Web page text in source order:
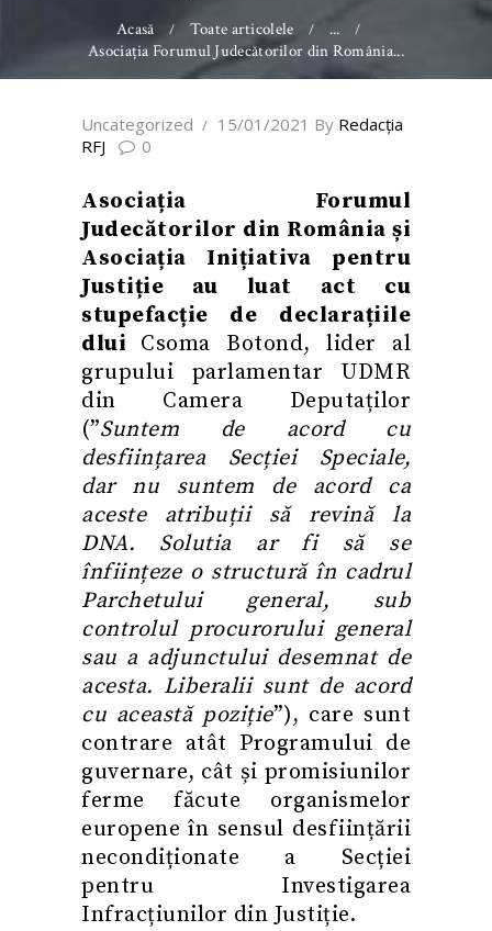
Acasă Toate articolele
...
Asociația Forumul Judecătorilor din România...
Uncategorized 15/01/2021 By Redacţia
RFJ
0
Asociația Forumul
Judecătorilor din România și
Asociația Inițiativa pentru
Justiție au luat act cu
stupefacție de declarațiile
dlui Csoma Botond, lider al
grupului parlamentar UDMR
din Camera Deputaților
(”Suntem de acord cu
desființarea Secției Speciale,
dar nu suntem de acord ca
aceste atribuții să revină la
DNA. Solutia ar fi să se
înființeze o structură în cadrul
Parchetului general, sub
controlul procurorului general
sau a adjunctului desemnat de
acesta. Liberalii sunt de acord
cu această poziție”), care sunt
contrare atât Programului de
guvernare, cât și promisiunilor
ferme făcute organismelor
europene în sensul desființării
necondiționate a Secției
pentru Investigarea
Infracțiunilor din Justiție.